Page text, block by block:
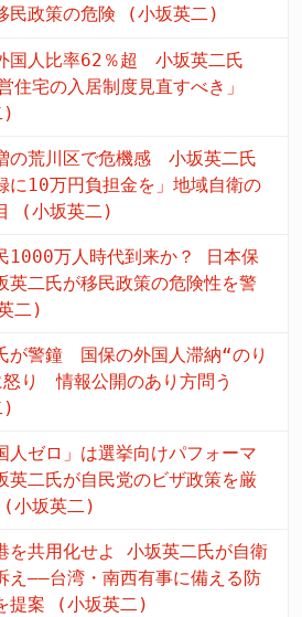
民政策の危険 (小坂英二)
国人比率62％超 小坂英二氏
住宅の入居制度見直すべき」
)
の荒川区で危機感 小坂英二氏
に10万円負担金を」地域自衛の
(小坂英二)
1000万人時代到来か？ 日本保
英二氏が移民政策の危険性を警
二)
が警鐘 国保の外国人滞納“のり
り 情報公開のあり方問う
)
人ゼロ」は選挙向けパフォーマ
英二氏が自民党のビザ政策を厳
(小坂英二)
を共用化せよ 小坂英二氏が自衛
え――台湾・南西有事に備える防
提案 (小坂英二)